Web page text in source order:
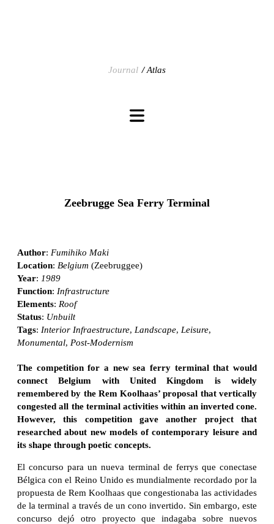
Journal Atlas
Zeebrugge Sea Ferry Terminal
Author: Fumihiko Maki
Location: Belgium (Zeebruggee)
Year: 1989
Function: Infrastructure
Elements: Roof
Status: Unbuilt
Tags: Interior Infraestructure, Landscape, Leisure,
Monumental, Post-Modernism
The competition for a new sea ferry terminal that would
connect Belgium with United Kingdom is widely
remembered by the Rem Koolhaas’ proposal that vertically
congested all the terminal activities within an inverted cone.
However, this competition gave another project that
researched about new models of contemporary leisure and
its shape through poetic concepts.
El concurso para un nueva terminal de ferrys que conectase
Bélgica con el Reino Unido es mundialmente recordado por la
propuesta de Rem Koolhaas que congestionaba las actividades
de la terminal a través de un cono invertido. Sin embargo, este
concurso dejó otro proyecto que indagaba sobre nuevos